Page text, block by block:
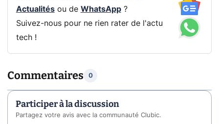
Actualitésou de WhatsApp?
Suivez-nous pour ne rien rater de l'actu
tech !
Commentaires 0
Participer à la discussion
Partagez votre avis avec la communauté Clubic.